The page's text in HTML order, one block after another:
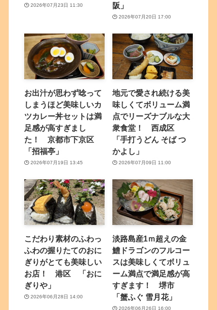
2026年07月23日 11:30
阪」
2026年07月20日 17:00
お出汁が思わず唸って
しまうほど美味しいカ
ツカレー丼セットは満
足感が高すぎまし
た！ 京都市下京区
「招福亭」
2026年07月19日 13:45
地元で愛され続ける美
味しくてボリューム満
点でリーズナブルな大
衆食堂！ 西成区
「手打うどん そば つ
かよし」
2026年07月09日 11:00
こだわり素材のふわっ
ふわの握りたてのおに
ぎりがとても美味しい
お店！ 港区 「おに
ぎりや」
2026年06月28日 14:00
淡路島産1ｍ超えの金
鱧ドラゴンのフルコー
スは美味しくてボリュ
ーム満点で満足感が高
すぎます！ 堺市
「蟹ふぐ 雪月花」
2026年06月26日 16:00